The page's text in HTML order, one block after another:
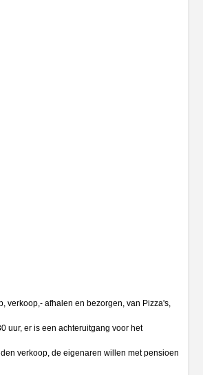
verkoop,- afhalen en bezorgen, van Pizza's,
uur, er is een achteruitgang voor het
verkoop, de eigenaren willen met pensioen